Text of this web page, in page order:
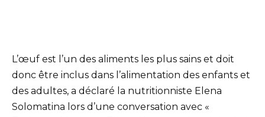
L’œuf est l’un des aliments les plus sains et doit
donc être inclus dans l’alimentation des enfants et
des adultes, a déclaré la nutritionniste Elena
Solomatina lors d’une conversation avec «